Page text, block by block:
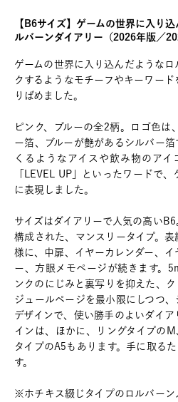
【B6サイズ】ゲームの世界に入り
ルバーンダイアリー（2026年版／
ゲームの世界に入り込んだような
クするようなモチーフやキーワー
りばめました。
ピンク、ブルーの全2柄。ロゴ色は
ー箔、ブルーが艶があるシルバー
くるようなアイスや飲み物のアイ
「LEVEL UP」といったワードで
に表現しました。
サイズはダイアリーで人気の高い
構成された、マンスリータイプ。表
様に、中扉、イヤーカレンダー、イ
ー、方眼メモページが続きます。
ンクのにじみと裏写りを抑えた、
ジュールページを最小限にしつつ
デザインで、使い勝手のよいダイ
インは、ほかに、リングタイプの
タイプのA5もあります。手に取る
す。
※ホチキス綴じタイプのロルバーン